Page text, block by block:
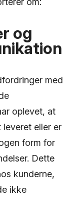
og
med
oplevet, at
leveret eller er
form for
Dette
kunderne,
ikke